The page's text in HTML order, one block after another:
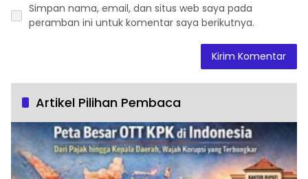
Simpan nama, email, dan situs web saya pada
peramban ini untuk komentar saya berikutnya.
Artikel Pilihan Pembaca